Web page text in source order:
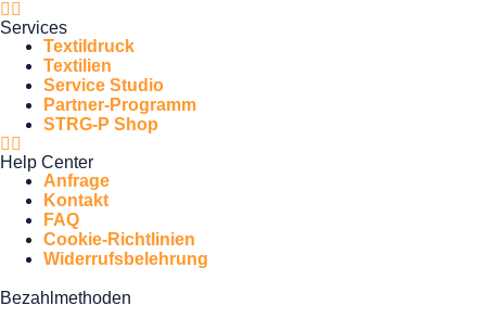
Services
Textildruck
Textilien
Service Studio
Partner-Programm
STRG-P Shop
Help Center
Anfrage
Kontakt
FAQ
Cookie-Richtlinien
Widerrufsbelehrung
Bezahlmethoden